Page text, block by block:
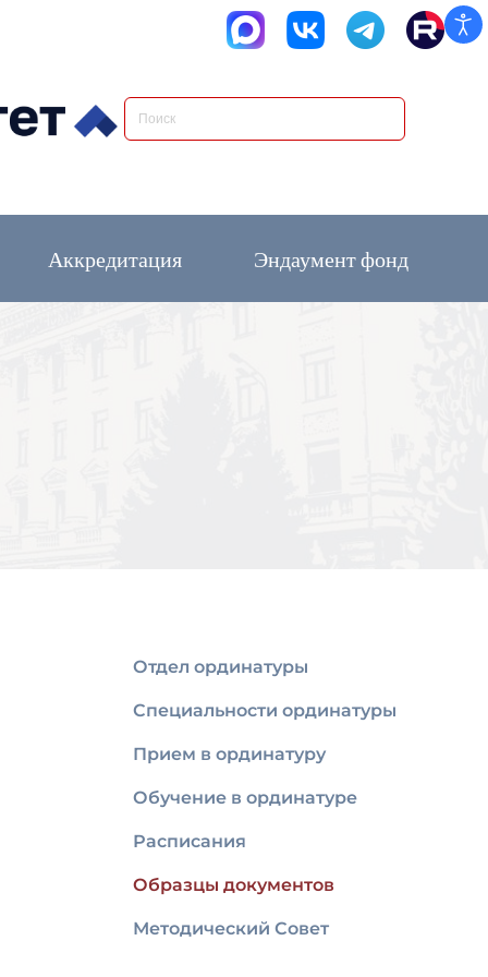
Аккредитация Эндаумент фонд
Отдел ординатуры
Специальности ординатуры
Прием в ординатуру
Обучение в ординатуре
Расписания
Образцы документов
Методический Совет